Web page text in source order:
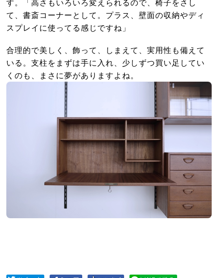
す。「高さもいろいろ変えられるので、椅子をさし
て、書斎コーナーとして。プラス、壁面の収納やディ
スプレイに使ってる感じですね」
合理的で美しく、飾って、しまえて、実用性も備えて
いる。支柱をまずは手に入れ、少しずつ買い足してい
くのも、まさに夢がありますよね。